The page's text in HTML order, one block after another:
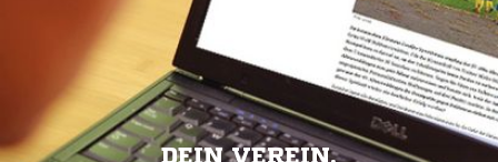
DEIN VEREIN.